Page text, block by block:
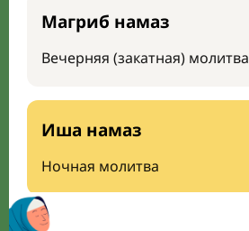
Магриб намаз
Вечерняя (закатная) молитва
Иша намаз
Ночная молитва